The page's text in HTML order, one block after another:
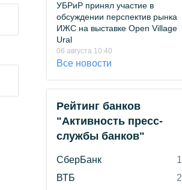
УБРиР принял участие в
обсуждении перспектив рынка
ИЖС на выставке Open Village
Ural
06 августа 10:40
Все новости
Рейтинг банков
"Активность пресс-
службы банков"
СберБанк
1
ВТБ
2